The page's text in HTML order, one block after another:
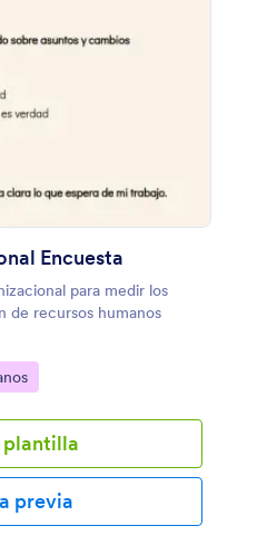
Encuesta
para medir los
de recursos humanos
plantilla
previa